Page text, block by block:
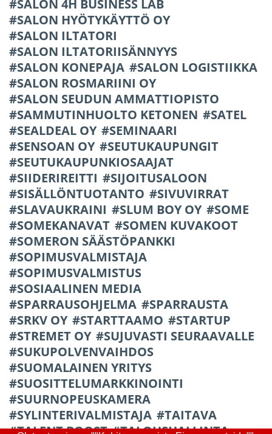
SALON 4H BUSINESS LAB
SALON HYÖTYKÄYTTÖ OY
SALON ILTATORI
SALON ILTATORIISÄNNYYS
SALON KONEPAJA
SALON LOGISTIIKKA
SALON ROSMARIINI OY
SALON SEUDUN AMMATTIOPISTO
SAMMUTINHUOLTO KETONEN
SATEL
SEALDEAL OY
SEMINAARI
SENSOAN OY
SEUTUKAUPUNGIT
SEUTUKAUPUNKIOSAAJAT
SIIDERIREITTI
SIJOITUSALOON
SISÄLLÖNTUOTANTO
SIVUVIRRAT
SLAVAUKRAINI
SLUM BOY OY
SOME
SOMEKANAVAT
SOMEN KUVAKOOT
SOMERON SÄÄSTÖPANKKI
SOPIMUSVALMISTAJA
SOPIMUSVALMISTUS
SOSIAALINEN MEDIA
SPARRAUSOHJELMA
SPARRAUSTA
SRKV OY
STARTTAAMO
STARTUP
STREMET OY
SUJUVASTI SEURAAVALLE
SUKUPOLVENVAIHDOS
SUOMALAINEN YRITYS
SUOSITTELUMARKKINOINTI
SUURNOPEUSKAMERA
SYLINTERIVALMISTAJA
TAITAVA
TALENT BOOST
TALOUSHALLINTA